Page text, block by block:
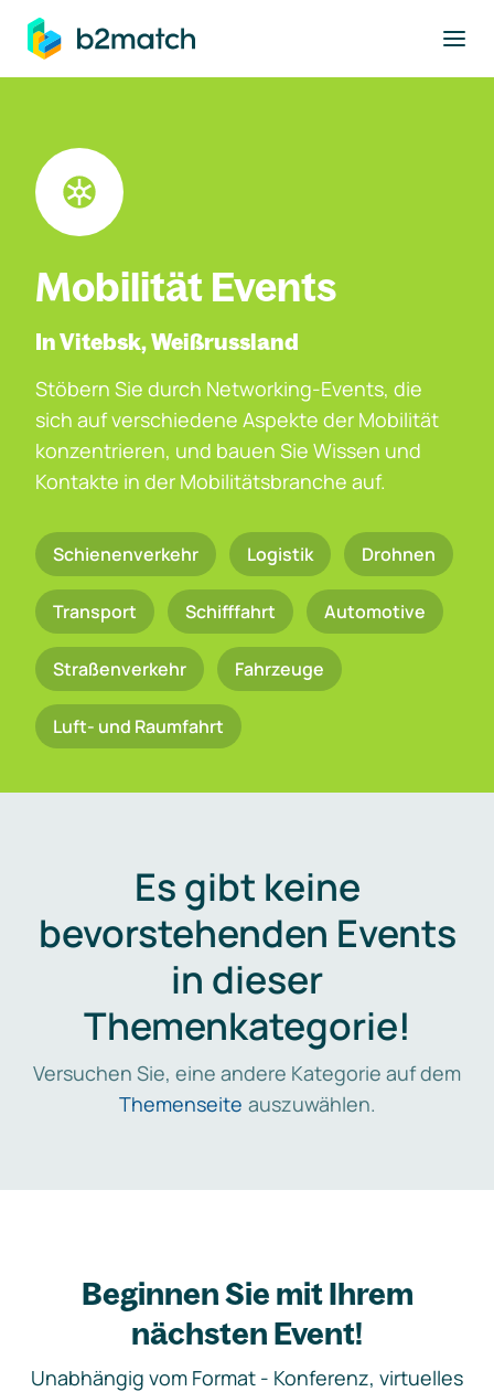
springen
Mobilität Events
In Vitebsk, Weißrussland
Stöbern Sie durch Networking-Events, die
sich auf verschiedene Aspekte der Mobilität
konzentrieren, und bauen Sie Wissen und
Kontakte in der Mobilitätsbranche auf.
Schienenverkehr Logistik Drohnen
Transport Schifffahrt Automotive
Straßenverkehr Fahrzeuge
Luft- und Raumfahrt
Es gibt keine
bevorstehenden Events
in dieser
Themenkategorie!
Versuchen Sie, eine andere Kategorie auf dem
Themenseite auszuwählen.
Beginnen Sie mit Ihrem
nächsten Event!
Unabhängig vom Format - Konferenz, virtuelles